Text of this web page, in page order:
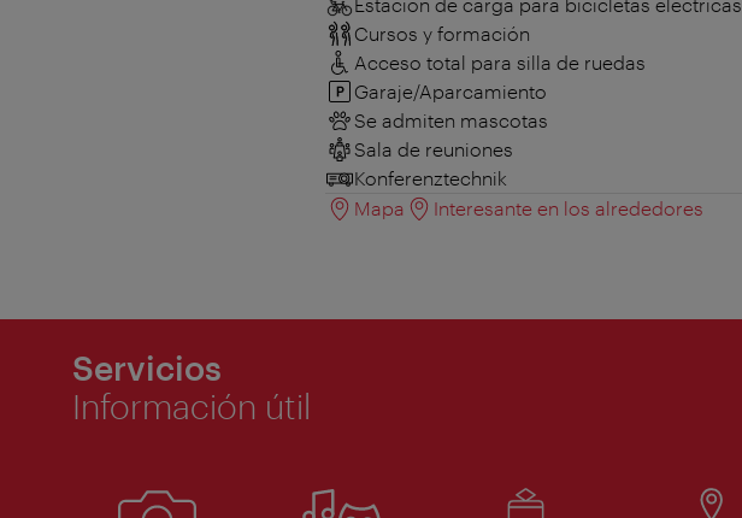
Estación de carga para bicicletas eléctricas
Cursos y formación
Acceso total para silla de ruedas
Garaje/Aparcamiento
Se admiten mascotas
Sala de reuniones
Konferenztechnik
Mapa
Interesante en los alrededores
Servicios
Información útil